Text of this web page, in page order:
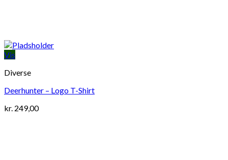
Vis
Diverse
Deerhunter – Logo T-Shirt
kr. 249,00